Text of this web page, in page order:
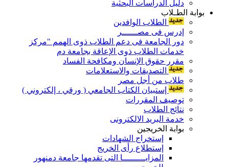
دليل الدراسات البحثية
بوابة الطـلاب
الطلاب الوافدين
إدرس فى مصــــــر
دور الجامعة فى دعم الطلاب ذوى الهمم "مركز
خدمات الطلاب ذوى الإعاقة بجامعة دم
مقرر حقوق الإنسان ومكافحة الفساد
التصديقات والاستعلامات
طلاب من أجل مصر
إستبيان الكتاب الجامعي ( ورقي ، إلكتروني )
توصيف المقررات
نتائج الطلاب
خدمة البريد الالكترونى
بوابة الخريجين
إستخراج الشهادات
إستطلاع رأى الخريج
المزايـــــــــا التى تقدمها جامعة دمنهور